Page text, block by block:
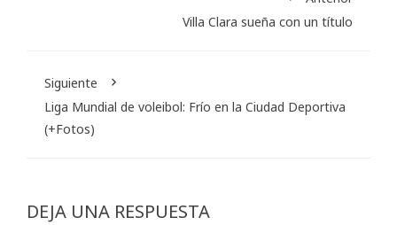
Villa Clara sueña con un título
Siguiente
Liga Mundial de voleibol: Frío en la Ciudad Deportiva
(+Fotos)
DEJA UNA RESPUESTA